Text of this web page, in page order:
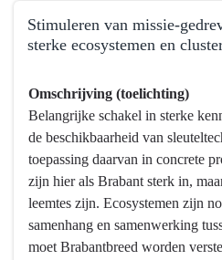
navigatie
Programma
Economie,
Kennis
Talentontwikkeling
Stimuleren van missie-
sterke ecosystemen en
naar
navigatie
Programma
Economie,
Kennis
Omschrijving (toelichting)
Belangrijke schakel in sterke
de beschikbaarheid van
toepassing daarvan in concrete
zijn hier als Brabant sterk in,
leemtes zijn. Ecosystemen zijn
samenhang en samenwerking
moet Brabantbreed worden